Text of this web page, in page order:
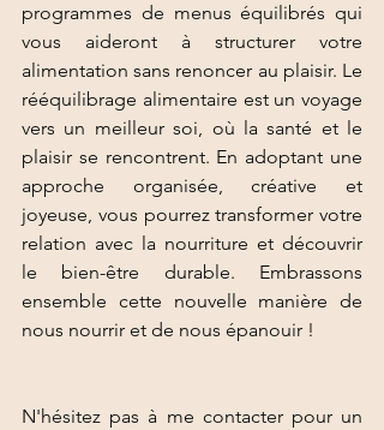
programmes de menus équilibrés qui
vous aideront à structurer votre
alimentation sans renoncer au plaisir. Le
rééquilibrage alimentaire est un voyage
vers un meilleur soi, où la santé et le
plaisir se rencontrent. En adoptant une
approche organisée, créative et
joyeuse, vous pourrez transformer votre
relation avec la nourriture et découvrir
le bien-être durable. Embrassons
ensemble cette nouvelle manière de
nous nourrir et de nous épanouir !
N'hésitez pas à me contacter pour un